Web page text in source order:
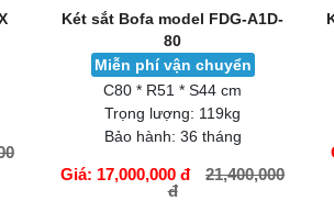
Két sắt Bofa model FDG-A1D-
80
Miễn phí vận chuyển
C80 * R51 * S44 cm
Trọng lượng: